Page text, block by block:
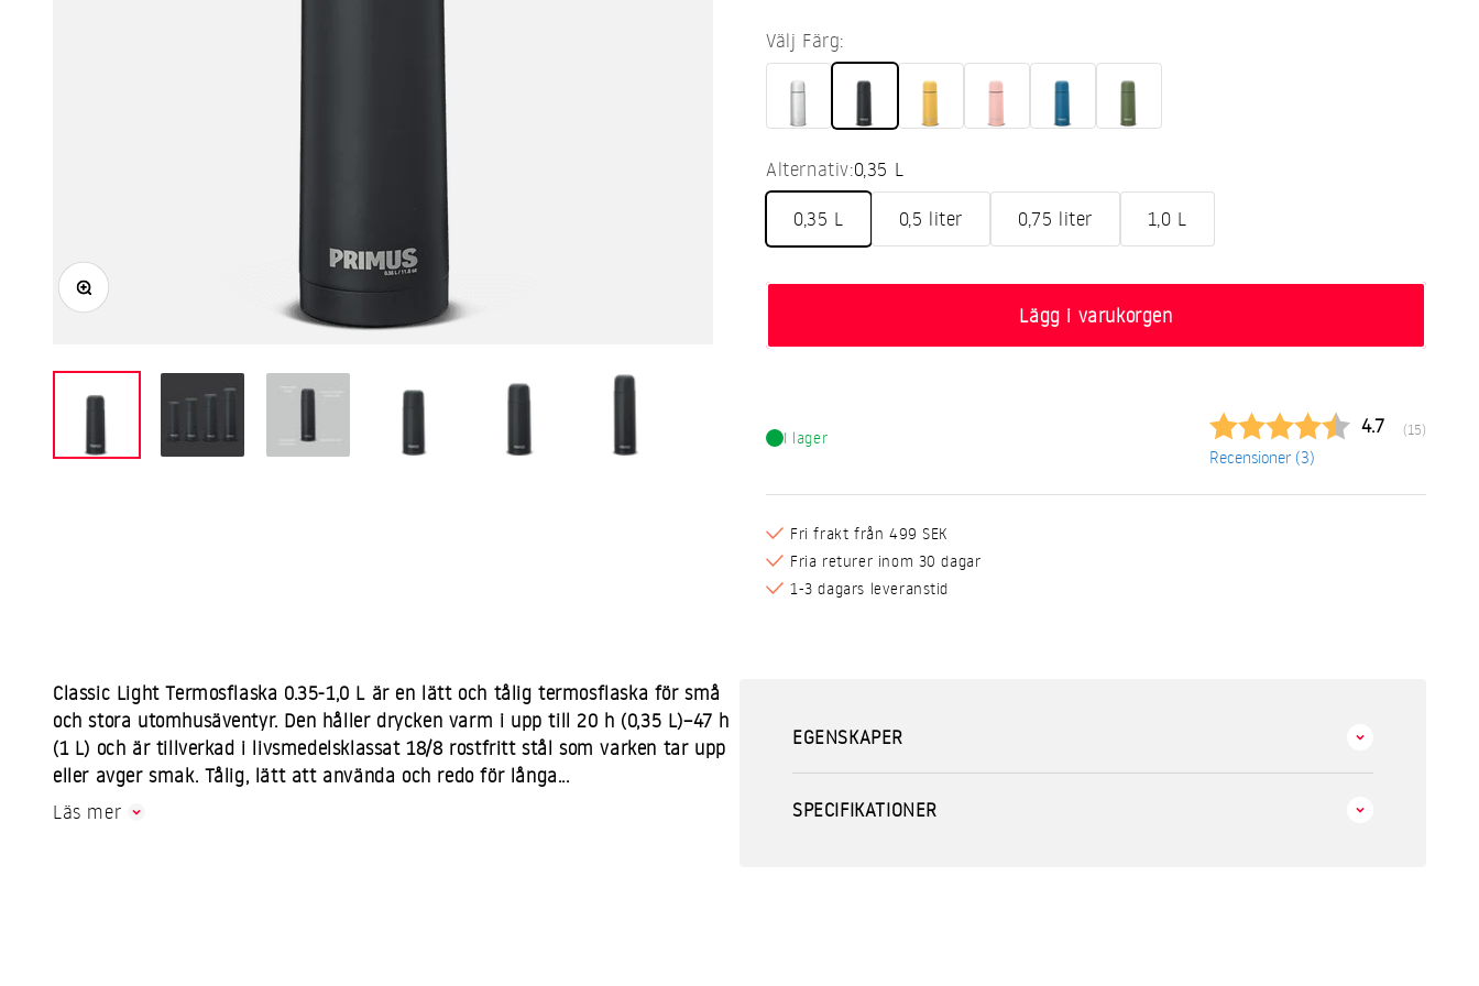
Zooma
Välj Färg:
Alternativ:0,35 L
0,35 L 0,5 liter 0,75 liter 1,0 L
Lägg i varukorgen
I lager
Snittbetyg:
4.7 (röster:
15)
Recensioner (3)
Fri frakt från 499 SEK
Fria returer inom 30 dagar
1-3 dagars leveranstid
Classic Light Termosflaska 0.35-1,0 L är en lätt och tålig termosflaska för små
och stora utomhusäventyr. Den håller drycken varm i upp till 20 h (0,35 L)–47 h
(1 L) och är tillverkad i livsmedelsklassat 18/8 rostfritt stål som varken tar upp
eller avger smak. Tålig, lätt att använda och redo för långa...
Läs mer
EGENSKAPER
SPECIFIKATIONER